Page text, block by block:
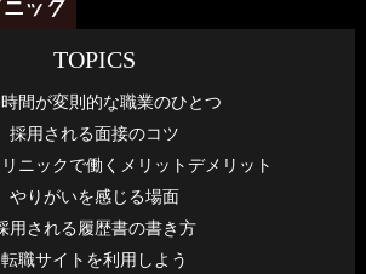
TOPICS
間が変則的な職業のひとつ
採用される面接のコツ
ニックで働くメリットデメリット
やりがいを感じる場面
用される履歴書の書き方
転職サイトを利用しよう